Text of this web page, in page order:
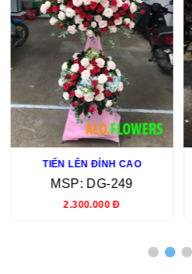
TIẾN LÊN ĐỈNH CAO
MSP: DG-249
2.300.000 Đ